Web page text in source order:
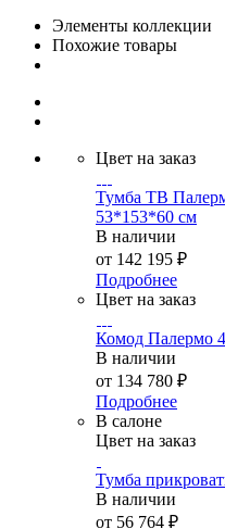
Элементы коллекции
Похожие товары
Цвет на заказ
Тумба ТВ
53*153*60 см
В наличии
от 142 195 ₽
Подробнее
Цвет на заказ
Комод Палермо
В наличии
от 134 780 ₽
Подробнее
В салоне
Цвет на заказ
Тумба
В наличии
от 56 764 ₽